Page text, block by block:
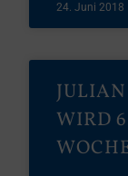
24. Juni 2018
WIRD